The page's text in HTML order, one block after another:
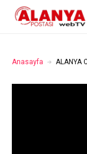
Anasayfa ALANYA